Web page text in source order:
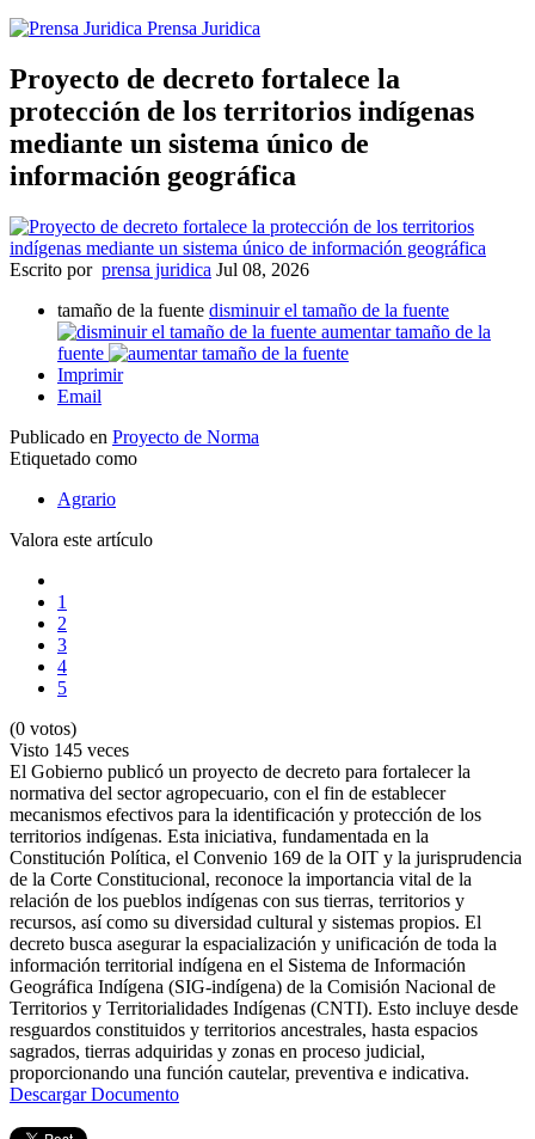
Prensa Juridica
Proyecto de decreto fortalece la
protección de los territorios indígenas
mediante un sistema único de
información geográfica
Escrito por prensa juridica Jul 08, 2026
tamaño de la fuente disminuir el tamaño de la fuente
aumentar tamaño de la
fuente
Imprimir
Email
Publicado en Proyecto de Norma
Etiquetado como
Agrario
Valora este artículo
1
2
3
4
5
(0 votos)
Visto 145 veces
El Gobierno publicó un proyecto de decreto para fortalecer la
normativa del sector agropecuario, con el fin de establecer
mecanismos efectivos para la identificación y protección de los
territorios indígenas. Esta iniciativa, fundamentada en la
Constitución Política, el Convenio 169 de la OIT y la jurisprudencia
de la Corte Constitucional, reconoce la importancia vital de la
relación de los pueblos indígenas con sus tierras, territorios y
recursos, así como su diversidad cultural y sistemas propios. El
decreto busca asegurar la espacialización y unificación de toda la
información territorial indígena en el Sistema de Información
Geográfica Indígena (SIG-indígena) de la Comisión Nacional de
Territorios y Territorialidades Indígenas (CNTI). Esto incluye desde
resguardos constituidos y territorios ancestrales, hasta espacios
sagrados, tierras adquiridas y zonas en proceso judicial,
proporcionando una función cautelar, preventiva e indicativa.
Descargar Documento